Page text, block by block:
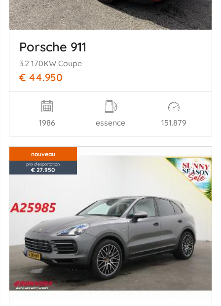
Porsche 911
3.2 170KW Coupe
€ 44.950
1986 essence 151.879
nouveau
prix d'exportation
€ 27.950